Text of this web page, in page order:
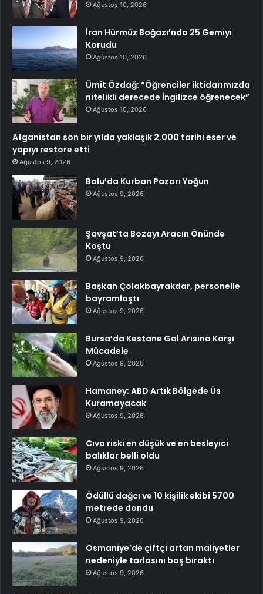
Ağustos 10, 2026
İran Hürmüz Boğazı’nda 25 Gemiyi
Korudu
Ağustos 10, 2026
Ümit Özdağ: “Öğrenciler iktidarımızda
nitelikli derecede İngilizce öğrenecek”
Ağustos 10, 2026
Afganistan son bir yılda yaklaşık 2.000 tarihi eser ve
yapıyı restore etti
Ağustos 9, 2026
Bolu’da Kurban Pazarı Yoğun
Ağustos 9, 2026
Şavşat’ta Bozayı Aracın Önünde
Koştu
Ağustos 9, 2026
Başkan Çolakbayrakdar, personelle
bayramlaştı
Ağustos 9, 2026
Bursa’da Kestane Gal Arısına Karşı
Mücadele
Ağustos 9, 2026
Hamaney: ABD Artık Bölgede Üs
Kuramayacak
Ağustos 9, 2026
Cıva riski en düşük ve en besleyici
balıklar belli oldu
Ağustos 9, 2026
Ödüllü dağcı ve 10 kişilik ekibi 5700
metrede dondu
Ağustos 9, 2026
Osmaniye’de çiftçi artan maliyetler
nedeniyle tarlasını boş bıraktı
Ağustos 9, 2026